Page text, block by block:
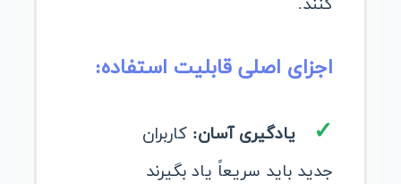
اجزای اصلی قابلیت استفاده:
یادگیری آسان: کاربران
جدید باید سریعاً یاد بگیرند